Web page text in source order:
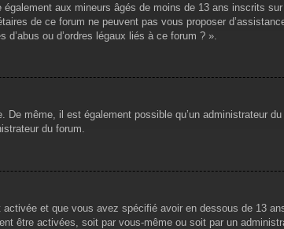
aux mineurs âgés de moins de 13 ans inscrits
de ce forum ne peuvent pas vous proposer
ou d’ordres légaux liés à ce forum ? ».
même, il est également possible qu’un administrateur
du forum.
et que vous avez spécifié avoir en dessous de 13
être activées, soit par vous-même ou soit par un